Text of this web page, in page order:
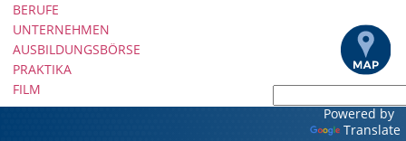
überspringen
BERUFE
UNTERNEHMEN
AUSBILDUNGSBÖRSE
PRAKTIKA
FILM
Powered by
Translate